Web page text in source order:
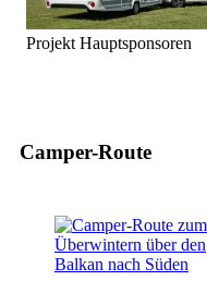
Projekt Hauptsponsoren
Camper-Route